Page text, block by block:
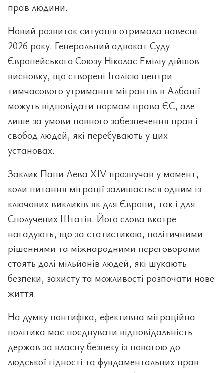
прав людини.
Новий розвиток ситуація отримала навесні
2026 року. Генеральний адвокат Суду
Європейського Союзу Ніколас Еміліу дійшов
висновку, що створені Італією центри
тимчасового утримання мігрантів в Албанії
можуть відповідати нормам права ЄС, але
лише за умови повного забезпечення прав і
свобод людей, які перебувають у цих
установах.
Заклик Папи Лева XIV прозвучав у момент,
коли питання міграції залишається одним із
ключових викликів як для Європи, так і для
Сполучених Штатів. Його слова вкотре
нагадують, що за статистикою, політичними
рішеннями та міжнародними переговорами
стоять долі мільйонів людей, які шукають
безпеки, захисту та можливості розпочати нове
життя.
На думку понтифіка, ефективна міграційна
політика має поєднувати відповідальність
держав за власну безпеку із повагою до
людської гідності та фундаментальних прав